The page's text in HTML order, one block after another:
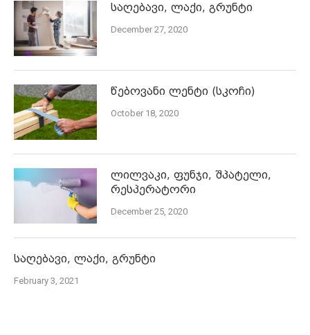
საღებავი, ლაქი, გრუნტი
December 27, 2020
წებოვანი ლენტი (სკოჩი)
October 18, 2020
ლილვაკი, ფუნჯი, შპატელი,
რესპერატორი
December 25, 2020
საღებავი, ლაქი, გრუნტი
February 3, 2021